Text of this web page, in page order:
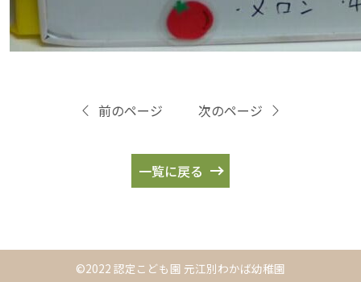
前のページ
一覧に戻る
次のページ
©2022 認定こども園 元江別わかば幼稚園